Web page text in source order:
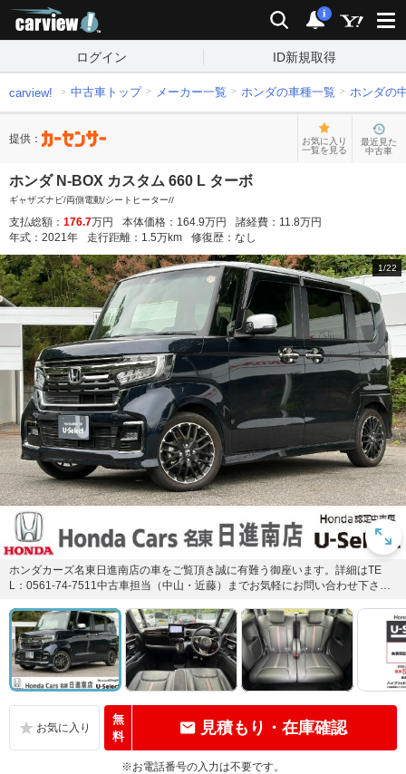
検索 通知
i
ログイン ID新規取得
carview! 中古車トップ メーカー一覧 ホンダの車種一覧 ホンダの
提供：
お気に入り
一覧を見る
最近見た
中古車
ホンダ N-BOX カスタム 660 L ターボ
ギャザズナビ/両側電動/シートヒーター//
支払総額： 176.7万円 本体価格： 164.9万円 諸経費： 11.8万円
年式： 2021年 走行距離： 1.5万km 修復歴： なし
1/22
ホンダカーズ名東日進南店の車をご覧頂き誠に有難う御座います。詳細はTE
L：0561-74-7511中古車担当（中山・近藤）までお気軽にお問い合わせ下さい
無
料
見積もり・在庫確認
※お電話番号の入力は不要です。